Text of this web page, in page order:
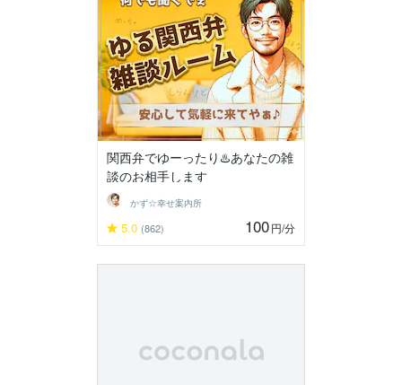
関西弁でゆーったり♨️あなたの雑
談のお相手します
かず☆幸せ案内所
5.0 (862) 100円/分